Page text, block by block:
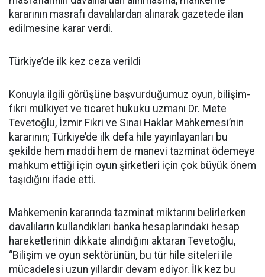
kararının masrafı davalılardan alınarak gazetede ilan
edilmesine karar verdi.
Türkiye’de ilk kez ceza verildi
Konuyla ilgili görüşüne başvurduğumuz oyun, bilişim-
fikri mülkiyet ve ticaret hukuku uzmanı Dr. Mete
Tevetoğlu, İzmir Fikri ve Sınai Haklar Mahkemesi’nin
kararının; Türkiye’de ilk defa hile yayınlayanları bu
şekilde hem maddi hem de manevi tazminat ödemeye
mahkum ettiği için oyun şirketleri için çok büyük önem
taşıdığını ifade etti.
Mahkemenin kararında tazminat miktarını belirlerken
davalıların kullandıkları banka hesaplarındaki hesap
hareketlerinin dikkate alındığını aktaran Tevetoğlu,
“Bilişim ve oyun sektörünün, bu tür hile siteleri ile
mücadelesi uzun yıllardır devam ediyor. İlk kez bu